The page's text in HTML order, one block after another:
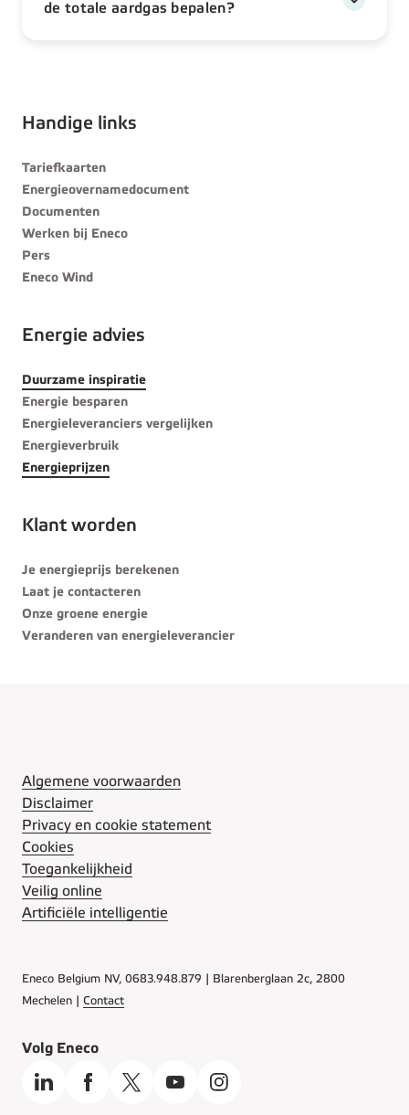
de totale aardgas bepalen?
Handige links
Tariefkaarten
Energieovernamedocument
Documenten
Werken bij Eneco
Pers
Eneco Wind
Energie advies
Duurzame inspiratie
Energie besparen
Energieleveranciers vergelijken
Energieverbruik
Energieprijzen
Klant worden
Je energieprijs berekenen
Laat je contacteren
Onze groene energie
Veranderen van energieleverancier
Algemene voorwaarden
Disclaimer
Privacy en cookie statement
Cookies
Toegankelijkheid
Veilig online
Artificiële intelligentie
Eneco Belgium NV, 0683.948.879 | Blarenberglaan 2c, 2800
Mechelen | Contact
Volg Eneco